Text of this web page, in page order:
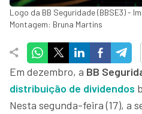
Logo da BB Seguridade (BBSE3) -
Montagem: Bruna Martins
Em dezembro, a BB
distribuição de dividendos
Nesta segunda-feira (17), a